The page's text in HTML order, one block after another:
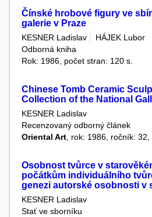
Čínské hrobové figury ve
galerie v Praze
KESNER Ladislav
HÁJEK Lubor
Odborná kniha
Rok: 1986, počet stran: 120 s.
Chinese Tomb Ceramic
Collection of the National
KESNER Ladislav
Recenzovaný odborný článek
Oriental Art , rok: 1986, ročník:
Osobnost tvůrce v
počátkům individuálního
genezi autorské osobnosti v
KESNER Ladislav
Stať ve sborníku